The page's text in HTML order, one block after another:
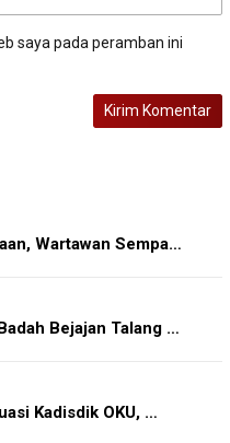
saya pada peramban ini
Wartawan Sempa…
Bejajan Talang …
Kadisdik OKU, …